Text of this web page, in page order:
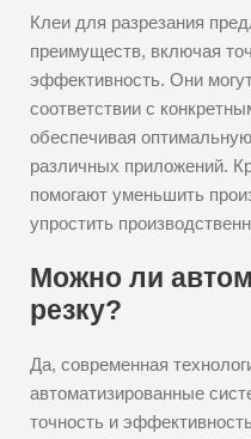
Клеи для разрезания
преимуществ, включая
эффективность. Они
соответствии с
обеспечивая
различных приложений.
помогают уменьшить
упростить
Можно ли
резку?
Да, современная
автоматизированные
точность и